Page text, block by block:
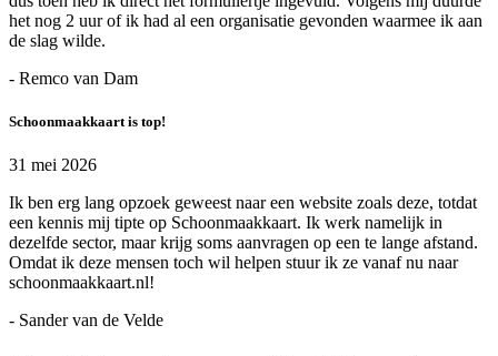
het nog 2 uur of ik had al een organisatie gevonden waarmee ik aan
de slag wilde.
- Remco van Dam
Schoonmaakkaart is top!
31 mei 2026
Ik ben erg lang opzoek geweest naar een website zoals deze, totdat
een kennis mij tipte op Schoonmaakkaart. Ik werk namelijk in
dezelfde sector, maar krijg soms aanvragen op een te lange afstand.
Omdat ik deze mensen toch wil helpen stuur ik ze vanaf nu naar
schoonmaakkaart.nl!
- Sander van de Velde